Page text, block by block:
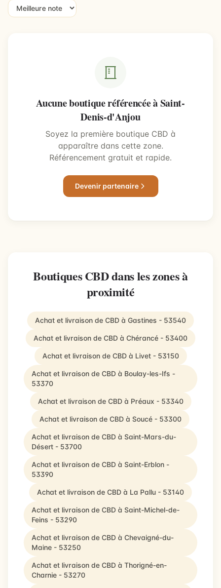
Aucune boutique référencée à Saint-
Denis-d'Anjou
Soyez la première boutique CBD à
apparaître dans cette zone.
Référencement gratuit et rapide.
Devenir partenaire
Boutiques CBD dans les zones à
proximité
Achat et livraison de CBD à Gastines - 53540
Achat et livraison de CBD à Chérancé - 53400
Achat et livraison de CBD à Livet - 53150
Achat et livraison de CBD à Boulay-les-Ifs -
53370
Achat et livraison de CBD à Préaux - 53340
Achat et livraison de CBD à Soucé - 53300
Achat et livraison de CBD à Saint-Mars-du-
Désert - 53700
Achat et livraison de CBD à Saint-Erblon -
53390
Achat et livraison de CBD à La Pallu - 53140
Achat et livraison de CBD à Saint-Michel-de-
Feins - 53290
Achat et livraison de CBD à Chevaigné-du-
Maine - 53250
Achat et livraison de CBD à Thorigné-en-
Charnie - 53270